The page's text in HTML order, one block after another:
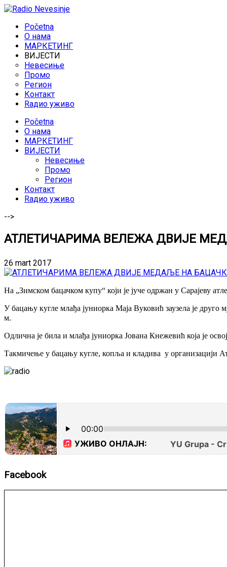
Početna
O нама
МАРКЕТИНГ
ВИЈЕСТИ
Невесиње
Промо
Регион
Контакт
Rадио уживо
Početna
O нама
МАРКЕТИНГ
ВИЈЕСТИ
Невесиње
Промо
Регион
Контакт
Rадио уживо
-->
АТЛЕТИЧАРИМА ВЕЛЕЖА ДВИЈЕ
26 mart 2017
На „Зимском бацачком купу“ који је јуче одржан у Сарајеву
У бацању кугле млађа јуниорка Маја Вуковић заузела је друго
м.
Одлична је била и млађа јуниорка Јована Кнежевић која је
Такмичење у бацању кугле, копља и кладива у организацији
Facebook